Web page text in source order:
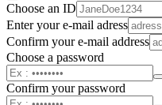
Choose an ID
Enter your e-mail adress
Confirm your e-mail address
Choose a password
Confirm your password